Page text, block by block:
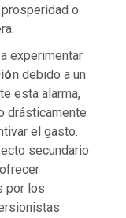
o
experimentar
debido a un
esta alarma,
drásticamente
el gasto.
secundario
por los